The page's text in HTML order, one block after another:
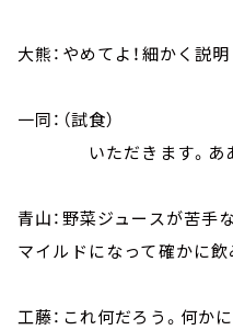
大熊：やめてよ！細かく説
一同：（試食）
いただきます。ああ
青山：野菜ジュースが苦
マイルドになって確かに飲
工藤：これ何だろう。何か